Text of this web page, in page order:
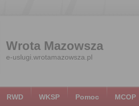
Wrota Mazowsza
e-uslugi.wrotamazowsza.pl
RWD WKSP Pomoc MCOP